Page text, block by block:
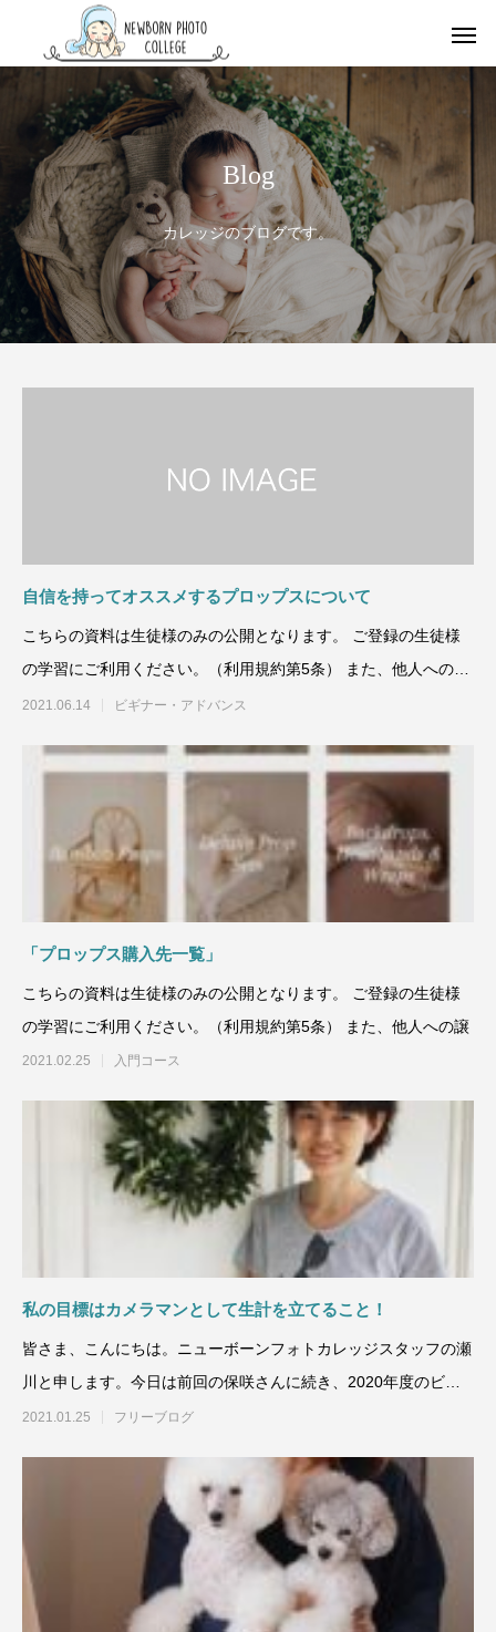
Blog
カレッジのブログです。
自信を持ってオススメするプロップスについて
こちらの資料は生徒様のみの公開となります。 ご登録の生徒様
の学習にご利用ください。（利用規約第5条） また、他人への譲
渡、コピ
2021.06.14 ビギナー・アドバンス
「プロップス購入先一覧」
こちらの資料は生徒様のみの公開となります。 ご登録の生徒様
の学習にご利用ください。（利用規約第5条） また、他人への譲
2021.02.25 入門コース
私の目標はカメラマンとして生計を立てること！
皆さま、こんにちは。ニューボーンフォトカレッジスタッフの瀬
川と申します。今日は前回の保咲さんに続き、2020年度のビギ
ナーコースより、当カ
2021.01.25 フリーブログ